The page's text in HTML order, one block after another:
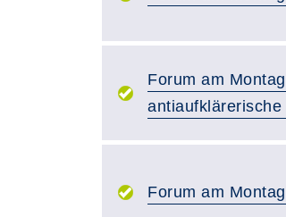
Forum am
antiaufklärerische
Forum am